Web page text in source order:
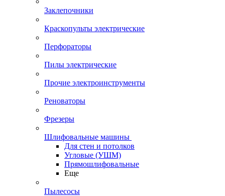
Заклепочники
Краскопульты электрические
Перфораторы
Пилы электрические
Прочие электроинструменты
Реноваторы
Фрезеры
Шлифовальные машины
Для стен и потолков
Угловые (УШМ)
Прямошлифовальные
Еще
Пылесосы